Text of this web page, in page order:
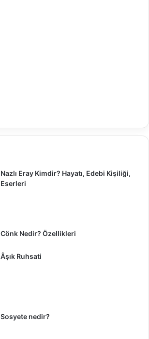
Nazlı Eray Kimdir? Hayatı, Edebi Kişiliği,
Eserleri
Cönk Nedir? Özellikleri
Âşık Ruhsati
Sosyete nedir?